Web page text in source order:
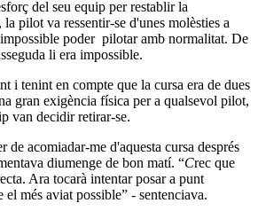
del seu equip per restablir la
pilot va ressentir-se d'unes molèsties a
poder pilotar amb normalitat. De
li era impossible.
i tenint en compte que la cursa era de dues
gran exigència física per a qualsevol pilot,
van decidir retirar-se.
de acomiadar-me d'aquesta cursa després
diumenge de bon matí. “Crec que
Ara tocarà intentar posar a punt
el més aviat possible” - sentenciava.